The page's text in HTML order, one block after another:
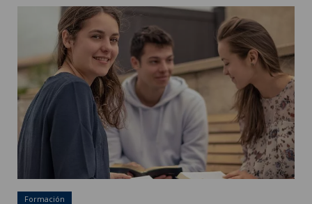
Másters ">
Formación